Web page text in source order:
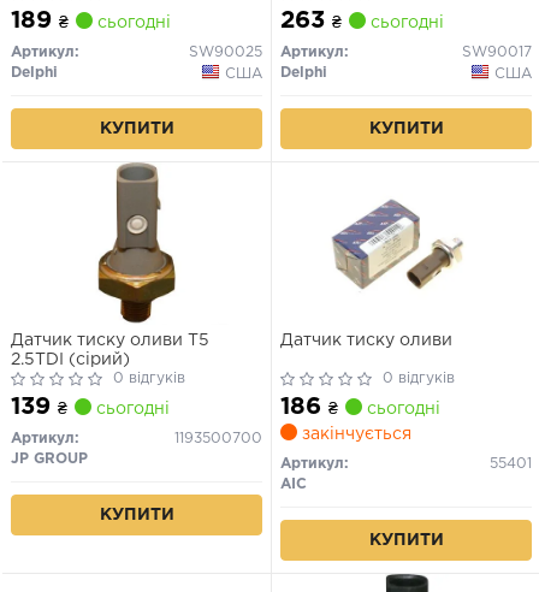
189 ₴ сьогодні
Артикул:
SW90025
Delphi
США
КУПИТИ
263 ₴ сьогодні
Артикул:
SW90017
Delphi
США
КУПИТИ
Датчик тиску оливи T5
2.5TDI (сірий)
0 відгуків
139 ₴ сьогодні
Артикул:
1193500700
JP GROUP
КУПИТИ
Датчик тиску оливи
0 відгуків
186 ₴
сьогодні
закінчується
Артикул:
55401
AIC
КУПИТИ